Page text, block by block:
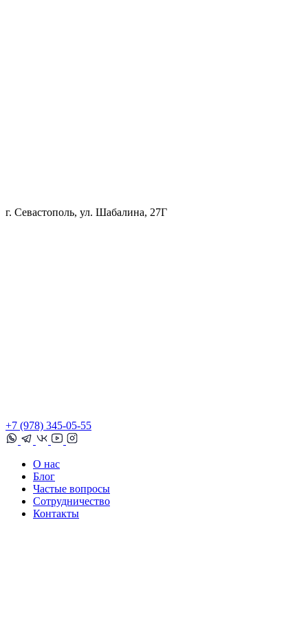
г. Севастополь, ул. Шабалина, 27Г
+7 (978) 345-05-55
О нас
Блог
Частые вопросы
Сотрудничество
Контакты